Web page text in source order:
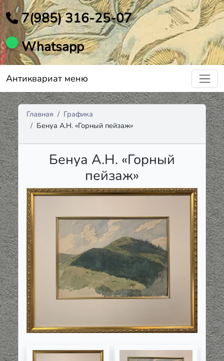
7(985) 316-25-07
Whatsapp
Антиквариат меню
Главная
Графика
Бенуа А.Н. «Горный пейзаж»
Бенуа А.Н. «Горный
пейзаж»